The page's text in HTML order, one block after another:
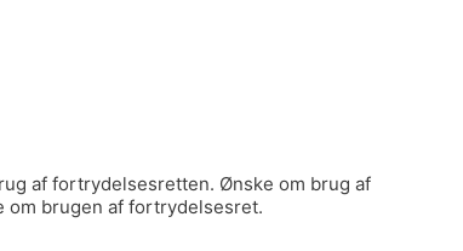
af fortrydelsesretten. Ønske om brug af
om brugen af fortrydelsesret.